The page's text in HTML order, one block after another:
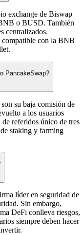
exchange de Biswap
o BUSD. También
centralizados.
compatible con la BNB
PancakeSwap?
su baja comisión de
a los usuarios
referidos único de tres
staking y farming
líder en seguridad de
Sin embargo,
DeFi conlleva riesgos,
siempre deben hacer